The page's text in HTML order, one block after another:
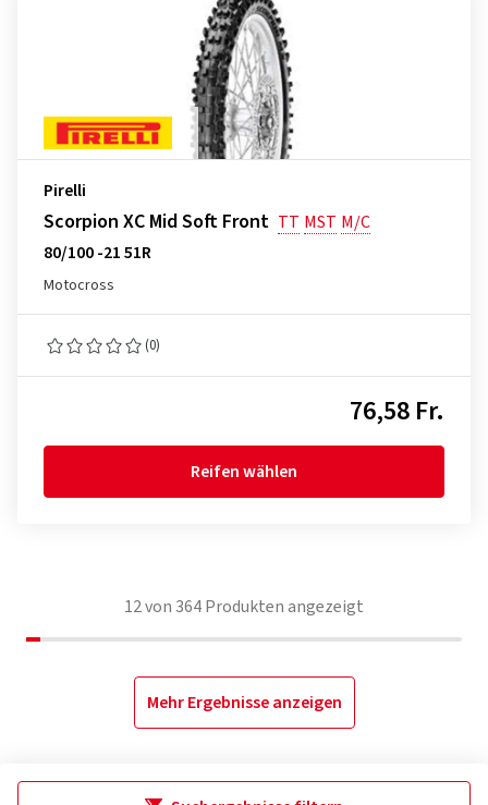
Pirelli
Scorpion XC Mid Soft Front TT MST M/C
80/100 -21 51R
Motocross
(0)
76,58 Fr.
Reifen wählen
12von 364Produkten angezeigt
Mehr Ergebnisse anzeigen